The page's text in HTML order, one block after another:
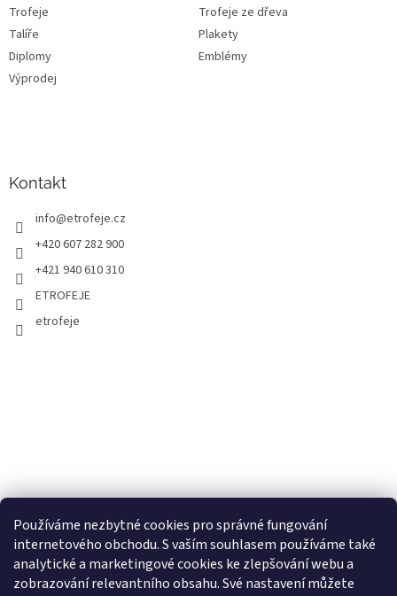
Používáme nezbytné cookies pro správné fungování
internetového obchodu. S vaším souhlasem používáme také
analytické a marketingové cookies ke zlepšování webu a
zobrazování relevantního obsahu. Své nastavení můžete
Trofeje
Trofeje ze dřeva
Talíře
Plakety
Diplomy
Emblémy
Výprodej
Kontakt
info@etrofeje.cz
+420 607 282 900
+421 940 610 310
ETROFEJE
etrofeje